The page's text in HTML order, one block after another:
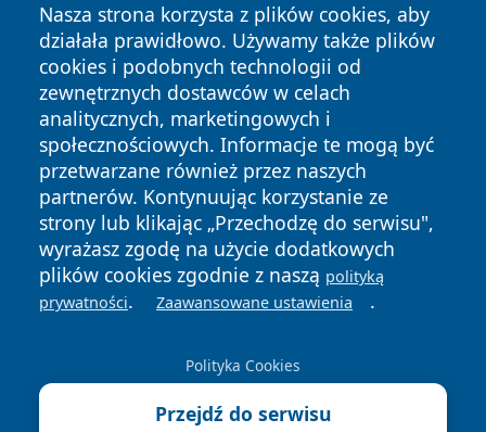
Nasza strona korzysta z plików cookies, aby
działała prawidłowo. Używamy także plików
cookies i podobnych technologii od
zewnętrznych dostawców w celach
analitycznych, marketingowych i
społecznościowych. Informacje te mogą być
przetwarzane również przez naszych
partnerów. Kontynuując korzystanie ze
strony lub klikając „Przechodzę do serwisu",
wyrażasz zgodę na użycie dodatkowych
plików cookies zgodnie z naszą polityką
prywatności. Zaawansowane ustawienia .
Polityka Cookies
Przejdź do serwisu
Polityka